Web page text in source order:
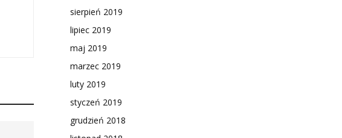
sierpień 2019
lipiec 2019
maj 2019
marzec 2019
luty 2019
styczeń 2019
grudzień 2018